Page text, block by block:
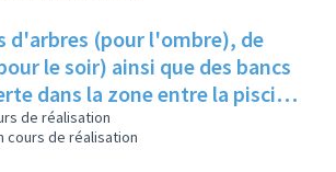
d'arbres (pour l'ombre), de
le soir) ainsi que des bancs
dans la zone entre la piscine
de réalisation
cours de réalisation